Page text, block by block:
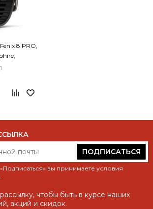
8 PRO,
Black
ПОДПИСАТЬСЯ
вы принимаете условия
.
чтобы быть в курсе наших
акций и скидок.